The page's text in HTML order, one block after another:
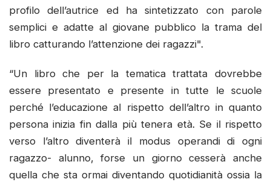
profilo dell’autrice ed ha sintetizzato con parole
semplici e adatte al giovane pubblico la trama del
libro catturando l’attenzione dei ragazzi".
“Un libro che per la tematica trattata dovrebbe
essere presentato e presente in tutte le scuole
perché l’educazione al rispetto dell’altro in quanto
persona inizia fin dalla più tenera età. Se il rispetto
verso l’altro diventerà il modus operandi di ogni
ragazzo- alunno, forse un giorno cesserà anche
quella che sta ormai diventando quotidianità ossia la